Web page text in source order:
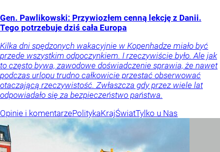
Gen. Pawlikowski: Przywiozłem cenną lekcję z Danii.
Tego potrzebuje dziś cała Europa
Kilka dni spędzonych wakacyjnie w Kopenhadze miało być
przede wszystkim odpoczynkiem. I rzeczywiście było. Ale jak
to często bywa, zawodowe doświadczenie sprawia, że nawet
podczas urlopu trudno całkowicie przestać obserwować
otaczającą rzeczywistość. Zwłaszcza gdy przez wiele lat
odpowiadało się za bezpieczeństwo państwa.
Opinie i komentarzePolitykaKrajŚwiatTylko u Nas